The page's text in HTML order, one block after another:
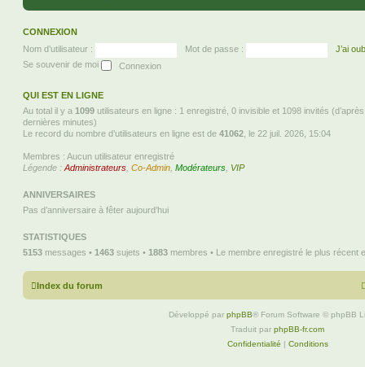
CONNEXION
Nom d’utilisateur :
Mot de passe :
J’ai
Se souvenir de moi
QUI EST EN LIGNE
Au total il y a 1099 utilisateurs en ligne : 1 enregistré, 0 invisible et 1098 invités
dernières minutes)
Le record du nombre d’utilisateurs en ligne est de 41062 , le 22 juil. 2026, 15:04
Membres : Aucun utilisateur enregistré
Légende : Administrateurs Co-Admin Modérateurs VIP
ANNIVERSAIRES
Pas d’anniversaire à fêter aujourd’hui
STATISTIQUES
5153 messages • 1463 sujets • 1883 membres • Le membre enregistré le plus récent
Index du forum
Développé par phpBB® Forum Software © phpBB
Traduit par phpBB-fr.com
Confidentialité | Conditions